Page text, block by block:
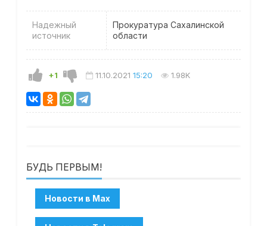
Надежный
источник
Прокуратура Сахалинской
области
+1 11.10.2021 15:20 1.98K
БУДЬ ПЕРВЫМ!